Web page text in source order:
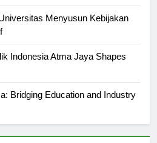
Menyusun Kebijakan
Indonesia Atma Jaya Shapes
Bridging Education and Industry